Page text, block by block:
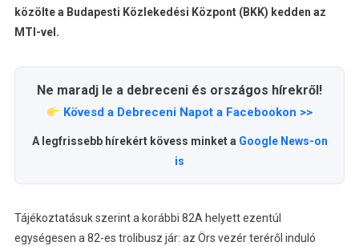
közölte a Budapesti Közlekedési Központ (BKK) kedden az
MTI-vel.
Ne maradj le a debreceni és országos hírekről!
Kövesd a Debreceni Napot a Facebookon >>
A legfrissebb hírekért kövess minket a Google News-on
is
Tájékoztatásuk szerint a korábbi 82A helyett ezentúl
egységesen a 82-es trolibusz jár: az Örs vezér teréről induló